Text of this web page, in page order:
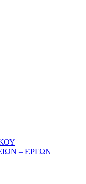
– ΕΡΓΩΝ